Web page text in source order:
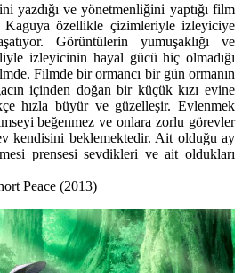
yazdığı ve yönetmenliğini yaptığı film
özellikle çizimleriyle izleyiciye
Görüntülerin yumuşaklığı ve
izleyicinin hayal gücü hiç olmadığı
Filmde bir ormancı bir gün ormanın
içinden doğan bir küçük kızı evine
hızla büyür ve güzelleşir. Evlenmek
beğenmez ve onlara zorlu görevler
kendisini beklemektedir. Ait olduğu ay
prensesi sevdikleri ve ait oldukları
Peace (2013)